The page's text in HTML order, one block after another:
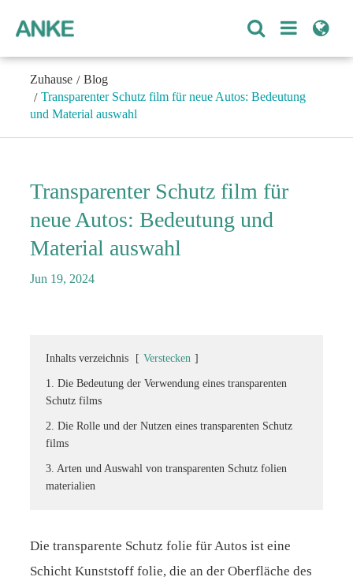
Zuhause
Blog
Transparenter Schutz film für neue Autos: Bedeutung
und Material auswahl
Transparenter Schutz film für
neue Autos: Bedeutung und
Material auswahl
Jun 19, 2024
Inhalts verzeichnis [ Verstecken ]
1. Die Bedeutung der Verwendung eines transparenten
Schutz films
2. Die Rolle und der Nutzen eines transparenten Schutz
films
3. Arten und Auswahl von transparenten Schutz folien
materialien
Die transparente Schutz folie für Autos ist eine
Schicht Kunststoff folie, die an der Oberfläche des